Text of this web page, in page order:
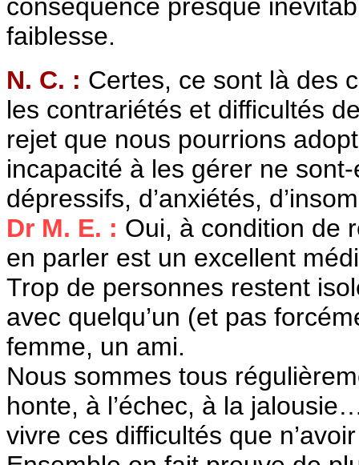
conséquence presque
faiblesse.
N. C. : Certes, ce sont là des
les contrariétés et difficultés
rejet que nous pourrions
incapacité à les gérer ne sont-
dépressifs, d’anxiétés,
Dr M. E. : Oui, à condition de
en parler est un excellent
Trop de personnes restent
avec quelqu’un (et pas
femme, un ami.
Nous sommes tous
honte, à l’échec, à la
vivre ces difficultés que